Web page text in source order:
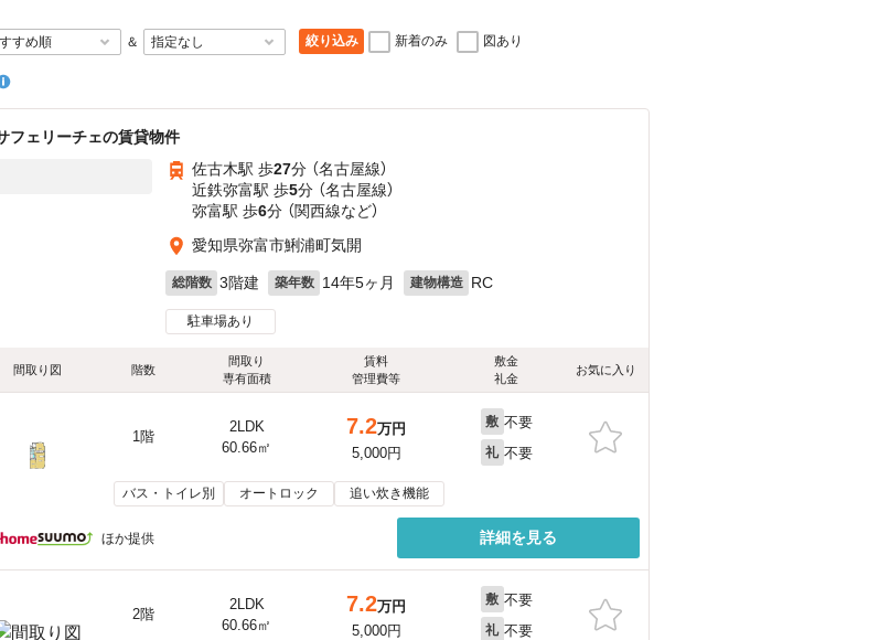
＆ 絞り込み 新着のみ 図あり
フェリーチェの賃貸物件
佐古木駅 歩27分 （名古屋線）
近鉄弥富駅 歩5分 （名古屋線）
弥富駅 歩6分 （関西線など）
愛知県弥富市鯏浦町気開
総階数 3階建 築年数 14年5ヶ月 建物構造 RC
駐車場あり
間取り図 階数
間取り
専有面積
賃料
管理費等
敷金
礼金
お気に入り
1階
2LDK
60.66㎡
7.2万円
5,000円
敷 不要
礼 不要
バス・トイレ別 オートロック 追い炊き機能
ほか提供 詳細を見る
2階
2LDK
60.66㎡
7.2万円
5,000円
敷 不要
礼 不要